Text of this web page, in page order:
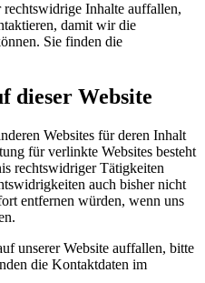
Inhalte auffallen,
damit wir die
Sie finden die
dieser Website
Websites für deren Inhalt
für verlinkte Websites besteht
rechtswidriger Tätigkeiten
auch bisher nicht
entfernen würden, wenn uns
unserer Website auffallen, bitte
die Kontaktdaten im